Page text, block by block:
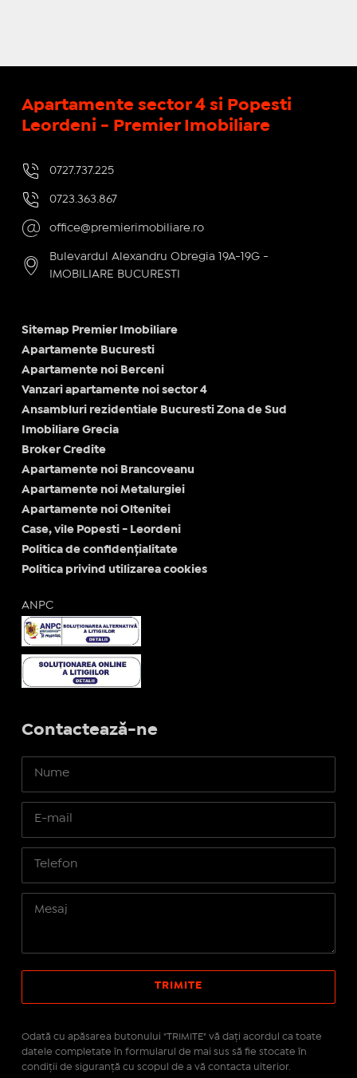
Apartamente sector 4 si Popesti
Leordeni - Premier Imobiliare
0727.737.225
0723.363.867
office@premierimobiliare.ro
Bulevardul Alexandru Obregia 19A-19G -
IMOBILIARE BUCURESTI
Sitemap Premier Imobiliare
Apartamente Bucuresti
Apartamente noi Berceni
Vanzari apartamente noi sector 4
Ansambluri rezidentiale Bucuresti Zona de Sud
Imobiliare Grecia
Broker Credite
Apartamente noi Brancoveanu
Apartamente noi Metalurgiei
Apartamente noi Oltenitei
Case, vile Popesti - Leordeni
Politica de confidențialitate
Politica privind utilizarea cookies
ANPC
Contactează-ne
Odată cu apăsarea butonului "TRIMITE" vă daţi acordul ca toate
datele completate în formularul de mai sus să fie stocate în
condiţii de siguranţă cu scopul de a vă contacta ulterior.